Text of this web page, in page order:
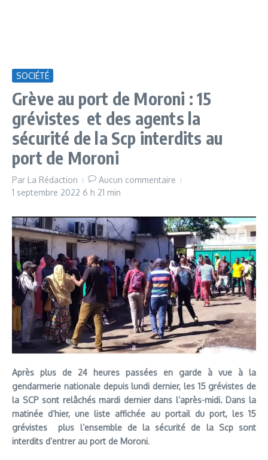
SOCIÉTÉ
Grève au port de Moroni : 15
grévistes et des agents la
sécurité de la Scp interdits au
port de Moroni
Par La Rédaction
Aucun commentaire
1 septembre 2022 6 h 21 min
Après plus de 24 heures passées en garde à vue à la
gendarmerie nationale depuis lundi dernier, les 15 grévistes de
la SCP sont relâchés mardi dernier dans l’après-midi. Dans la
matinée d’hier, une liste affichée au portail du port, les 15
grévistes plus l’ensemble de la sécurité de la Scp sont
interdits d’entrer au port de Moroni.